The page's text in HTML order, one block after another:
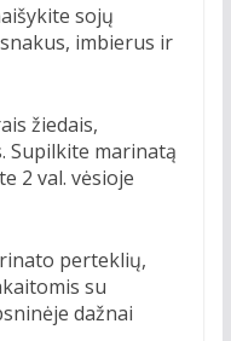
sojų
imbierus ir
žiedais,
Supilkite marinatą
2 val. vėsioje
perteklių,
su
dažnai